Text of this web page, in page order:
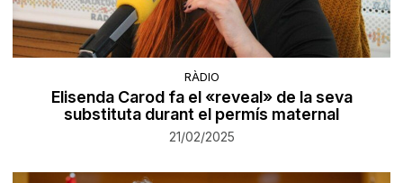
RÀDIO
Elisenda Carod fa el «reveal» de la seva
substituta durant el permís maternal
21/02/2025